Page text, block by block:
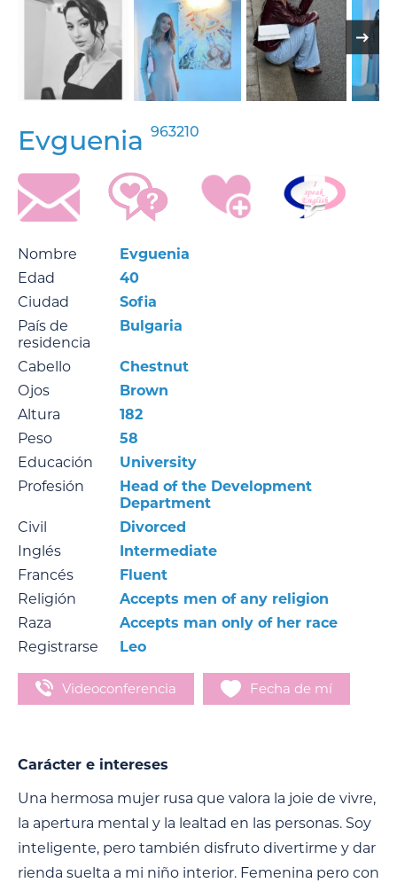
Evguenia 963210
Nombre
Evguenia
Edad
40
Ciudad
Sofia
País de
residencia
Bulgaria
Cabello
Chestnut
Ojos
Brown
Altura
182
Peso
58
Educación
University
Profesión
Head of the Development
Department
Civil
Divorced
Inglés
Intermediate
Francés
Fluent
Religión
Accepts men of any religion
Raza
Accepts man only of her race
Registrarse
Leo
Videoconferencia Fecha de mí
Carácter e intereses
Una hermosa mujer rusa que valora la joie de vivre,
la apertura mental y la lealtad en las personas. Soy
inteligente, pero también disfruto divertirme y dar
rienda suelta a mi niño interior. Femenina pero con